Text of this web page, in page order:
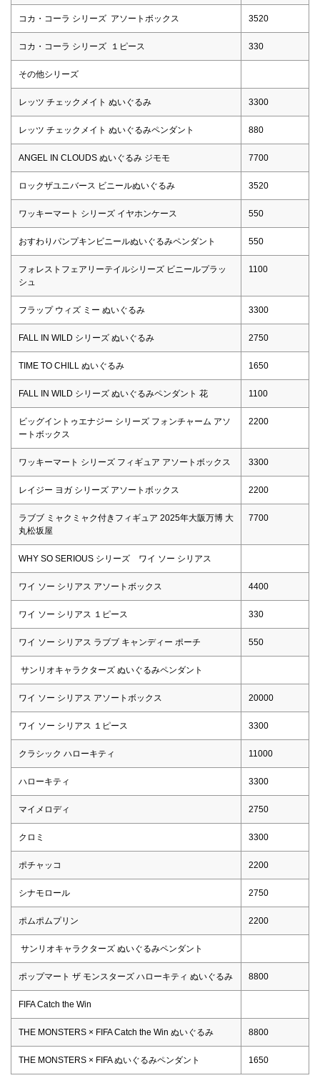
コカ・コーラ シリーズ アソートボックス 3520
コカ・コーラ シリーズ １ピース 330
その他シリーズ
レッツ チェックメイト ぬいぐるみ 3300
レッツ チェックメイト ぬいぐるみペンダント 880
ANGEL IN CLOUDS ぬいぐるみ ジモモ 7700
ロックザユニバース ビニールぬいぐるみ 3520
ワッキーマート シリーズ イヤホンケース 550
おすわりパンプキンビニールぬいぐるみペンダント 550
フォレストフェアリーテイルシリーズ ビニールプラッ
シュ
1100
フラップ ウィズ ミー ぬいぐるみ 3300
FALL IN WILD シリーズ ぬいぐるみ 2750
TIME TO CHILL ぬいぐるみ 1650
FALL IN WILD シリーズ ぬいぐるみペンダント 花 1100
ビッグイントゥエナジー シリーズ フォンチャーム アソ
ートボックス
2200
ワッキーマート シリーズ フィギュア アソートボックス 3300
レイジー ヨガ シリーズ アソートボックス 2200
ラブブ ミャクミャク付きフィギュア 2025年大阪万博 大
丸松坂屋
7700
WHY SO SERIOUS シリーズ ワイ ソー シリアス
ワイ ソー シリアス アソートボックス 4400
ワイ ソー シリアス １ピース 330
ワイ ソー シリアス ラブブ キャンディー ポーチ 550
サンリオキャラクターズ ぬいぐるみペンダント
ワイ ソー シリアス アソートボックス 20000
ワイ ソー シリアス １ピース 3300
クラシック ハローキティ 11000
ハローキティ 3300
マイメロディ 2750
クロミ 3300
ポチャッコ 2200
シナモロール 2750
ポムポムプリン 2200
サンリオキャラクターズ ぬいぐるみペンダント
ポップマート ザ モンスターズ ハローキティ ぬいぐるみ 8800
FIFA Catch the Win
THE MONSTERS × FIFA Catch the Win ぬいぐるみ 8800
THE MONSTERS × FIFA ぬいぐるみペンダント 1650